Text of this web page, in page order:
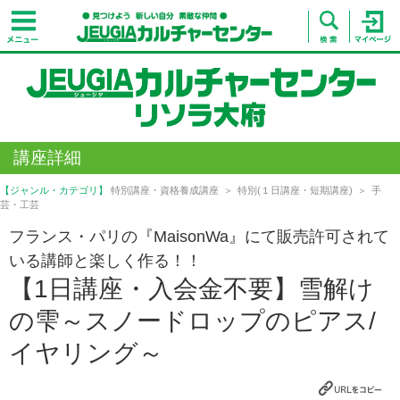
講座詳細
【ジャンル・カテゴリ】 特別講座・資格養成講座 特別(１日講座・短期講座)
手
芸・工芸
フランス・パリの『MaisonWa』にて販売許可されて
いる講師と楽しく作る！！
【1日講座・入会金不要】雪解け
の雫～スノードロップのピアス/
イヤリング～